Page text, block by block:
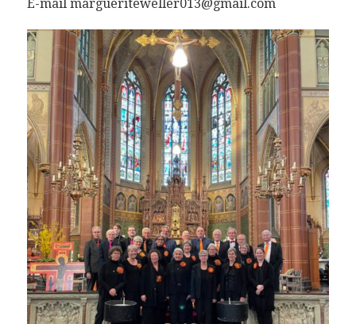
E-mail margueriteweller013@gmail.com